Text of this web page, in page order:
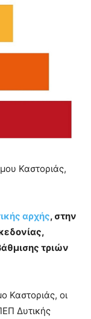
Καστοριάς,
αρχής, στην
τριών
Καστοριάς, οι
Δυτικής